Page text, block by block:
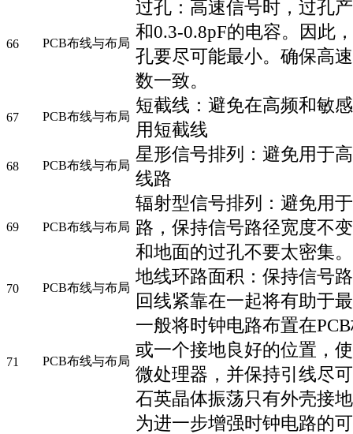
66 PCB布线与布局
过孔：高速信号时，过孔
和0.3-0.8pF的电容。因此
孔要尽可能最小。确保高
数一致。
67 PCB布线与布局
短截线：避免在高频和敏
用短截线
68 PCB布线与布局
星形信号排列：避免用于
线路
69 PCB布线与布局
辐射型信号排列：避免用
路，保持信号路径宽度不
和地面的过孔不要太密集。
70 PCB布线与布局
地线环路面积：保持信号
回线紧靠在一起将有助于
71 PCB布线与布局
一般将时钟电路布置在
或一个接地良好的位置，
微处理器，并保持引线尽
石英晶体振荡只有外壳接
为进一步增强时钟电路的